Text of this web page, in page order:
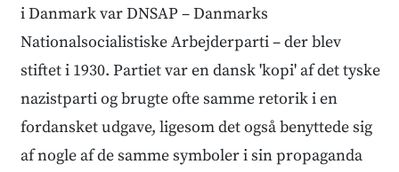
i Danmark var DNSAP – Danmarks
Nationalsocialistiske Arbejderparti – der blev
stiftet i 1930. Partiet var en dansk 'kopi' af det tyske
nazistparti og brugte ofte samme retorik i en
fordansket udgave, ligesom det også benyttede sig
af nogle af de samme symboler i sin propaganda